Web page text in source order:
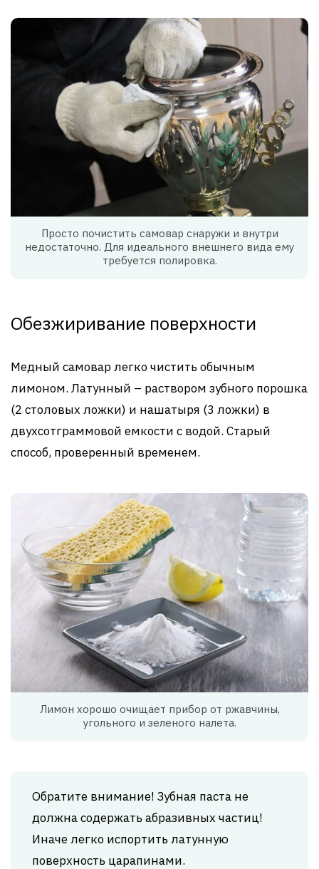
Просто почистить самовар снаружи и внутри
недостаточно. Для идеального внешнего вида ему
требуется полировка.
Обезжиривание поверхности
Медный самовар легко чистить обычным
лимоном. Латунный – раствором зубного порошка
(2 столовых ложки) и нашатыря (3 ложки) в
двухсотграммовой емкости с водой. Старый
способ, проверенный временем.
Лимон хорошо очищает прибор от ржавчины,
угольного и зеленого налета.
Обратите внимание! Зубная паста не
должна содержать абразивных частиц!
Иначе легко испортить латунную
поверхность царапинами.